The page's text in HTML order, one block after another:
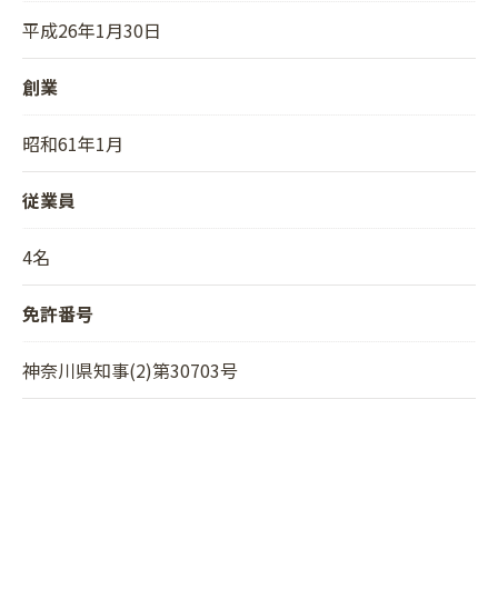
平成26年1月30日
創業
昭和61年1月
従業員
4名
免許番号
神奈川県知事(2)第30703号